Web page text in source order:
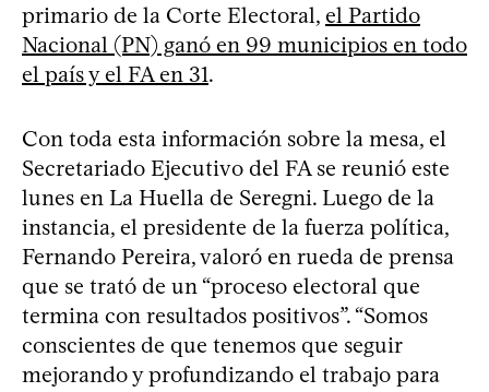
primario de la Corte Electoral, el Partido
Nacional (PN) ganó en 99 municipios en todo
el país y el FA en 31.
Con toda esta información sobre la mesa, el
Secretariado Ejecutivo del FA se reunió este
lunes en La Huella de Seregni. Luego de la
instancia, el presidente de la fuerza política,
Fernando Pereira, valoró en rueda de prensa
que se trató de un “proceso electoral que
termina con resultados positivos”. “Somos
conscientes de que tenemos que seguir
mejorando y profundizando el trabajo para